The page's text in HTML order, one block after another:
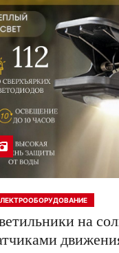
на